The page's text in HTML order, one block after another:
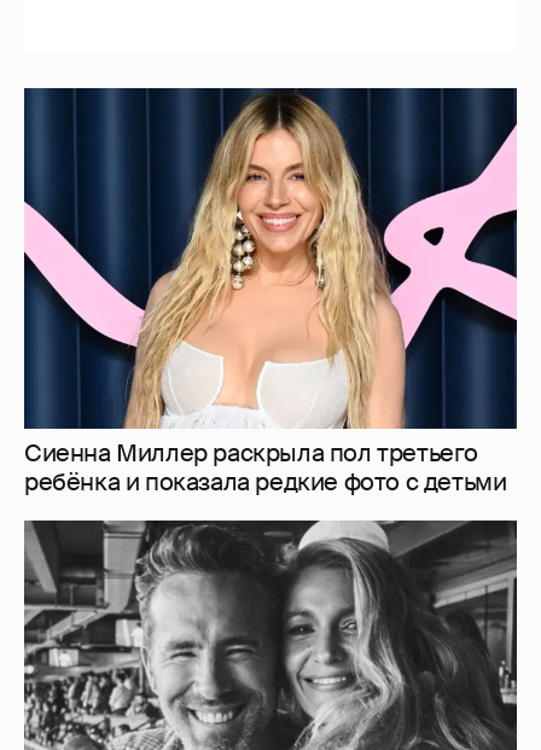
Сиенна Миллер раскрыла пол третьего
ребёнка и показала редкие фото с детьми